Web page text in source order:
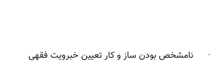
· نامشخص بودن ساز و کار تعیین خبرویت فقهی